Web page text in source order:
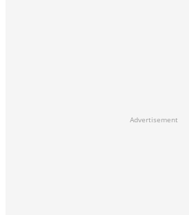
Advertisement